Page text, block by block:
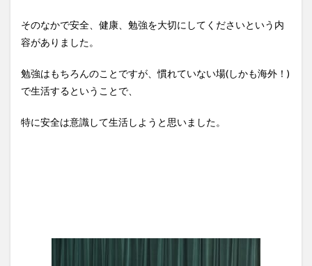
そのなかで安全、健康、勉強を大切にしてくださいという内
容がありました。
勉強はもちろんのことですが、慣れていない場(しかも海外！)
で生活するということで、
特に安全は意識して生活しようと思いました。